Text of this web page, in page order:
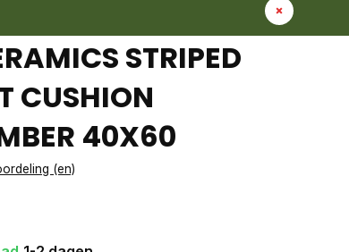
STRIPED
CUSHION
40X60
(en)